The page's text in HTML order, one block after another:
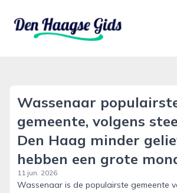
denhaagsegids.nl
Wassenaar
gemeente, volgens
Den Haag minder
hebben een grote
11 jun. 2026
Wassenaar is de populairste gemeente